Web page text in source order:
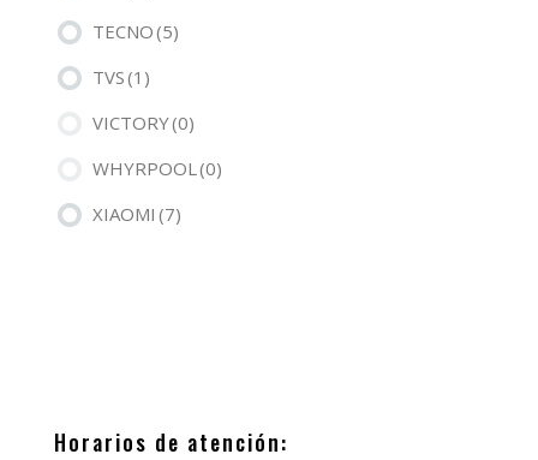
TECNO(5)
TVS(1)
VICTORY(0)
WHYRPOOL(0)
XIAOMI (7)
Horarios de atención: